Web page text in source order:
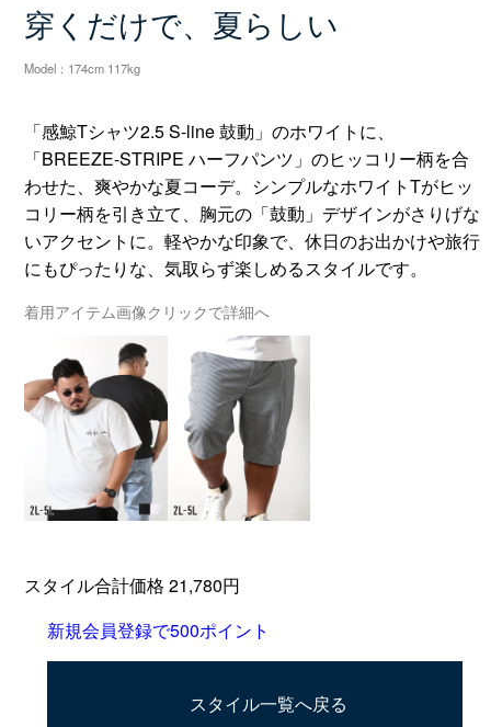
穿くだけで、夏らしい
Model：174cm 117kg
「感鯨Tシャツ2.5 S-line 鼓動」のホワイトに、
「BREEZE-STRIPE ハーフパンツ」のヒッコリー柄を合
わせた、爽やかな夏コーデ。シンプルなホワイトTがヒッ
コリー柄を引き立て、胸元の「鼓動」デザインがさりげな
いアクセントに。軽やかな印象で、休日のお出かけや旅行
にもぴったりな、気取らず楽しめるスタイルです。
着用アイテム画像クリックで詳細へ
スタイル合計価格 21,780円
新規会員登録で500ポイント
スタイル一覧へ戻る